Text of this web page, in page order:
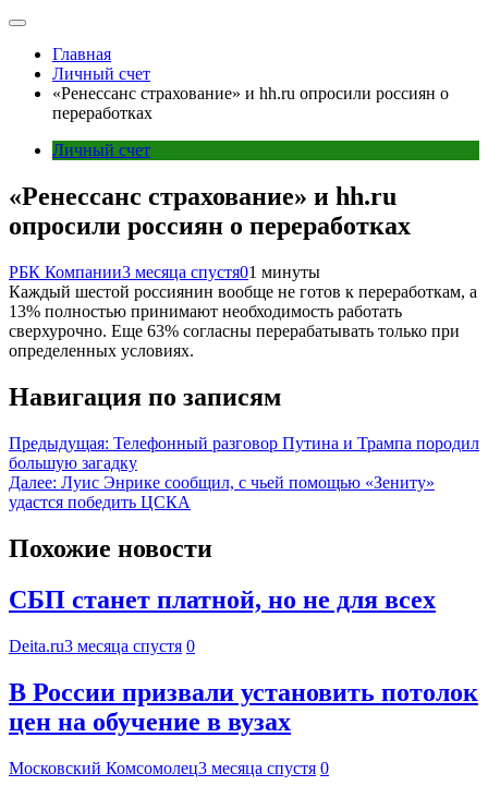
Главная
Личный счет
«Ренессанс страхование» и hh.ru опросили россиян о
переработках
Личный счет
«Ренессанс страхование» и hh.ru
опросили россиян о переработках
РБК Компании3 месяца спустя01 минуты
Каждый шестой россиянин вообще не готов к переработкам, а
13% полностью принимают необходимость работать
сверхурочно. Еще 63% согласны перерабатывать только при
определенных условиях.
Навигация по записям
Предыдущая: Телефонный разговор Путина и Трампа породил
большую загадку
Далее: Луис Энрике сообщил, с чьей помощью «Зениту»
удастся победить ЦСКА
Похожие новости
СБП станет платной, но не для всех
Deita.ru3 месяца спустя 0
В России призвали установить потолок
цен на обучение в вузах
Московский Комсомолец3 месяца спустя 0